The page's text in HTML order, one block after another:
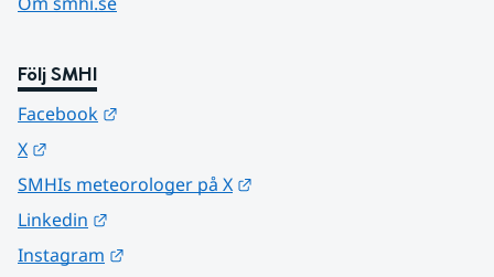
Följ SMHI
Facebook
X
SMHIs meteorologer på X
Linkedin
Instagram